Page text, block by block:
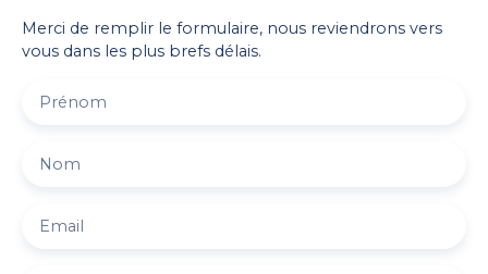
Merci de remplir le formulaire, nous reviendrons vers
vous dans les plus brefs délais.
Prénom
Nom
Email